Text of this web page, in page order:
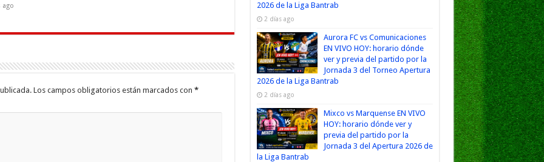
ago
Los campos obligatorios están marcados con *
2026 de la Liga Bantrab
2 días ago
Aurora FC vs Comunicaciones
EN VIVO HOY: horario dónde
ver y previa del partido por la
Jornada 3 del Torneo Apertura
2026 de la Liga Bantrab
2 días ago
Mixco vs Marquense EN VIVO
HOY: horario dónde ver y
previa del partido por la
Jornada 3 del Apertura 2026 de
la Liga Bantrab